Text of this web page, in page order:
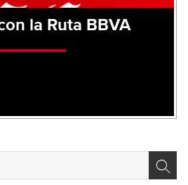
la Ruta BBVA